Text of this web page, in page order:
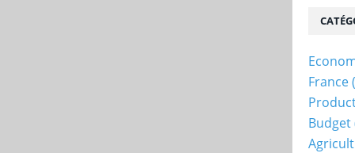
France
Budget